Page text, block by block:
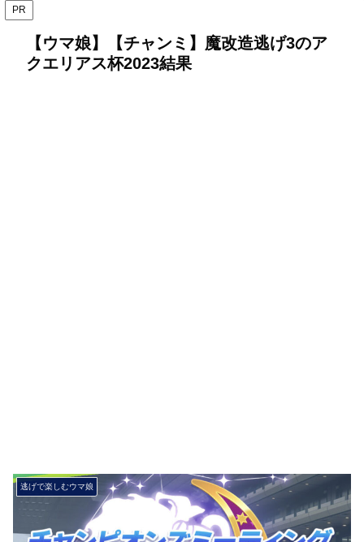
PR
【ウマ娘】【チャンミ】魔改造逃げ3のア
クエリアス杯2023結果
逃げで楽しむウマ娘